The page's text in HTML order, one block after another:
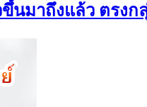
นมาถึงแล้ว ตรงก